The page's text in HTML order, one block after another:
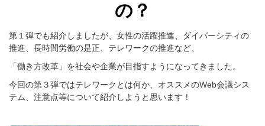
の？
第１弾でも紹介しましたが、女性の活躍推進、
ダイバーシティの
推進、長時間労働の是正、テレワークの推進など、
「働き方改革」を社会や企業が目指すようになってきました。
今回の第３弾ではテレワークとは何か、オススメのWeb会議シス
テム、注意点等について紹介しようと思います！